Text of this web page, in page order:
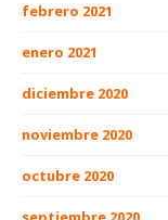
febrero 2021
enero 2021
diciembre 2020
noviembre 2020
octubre 2020